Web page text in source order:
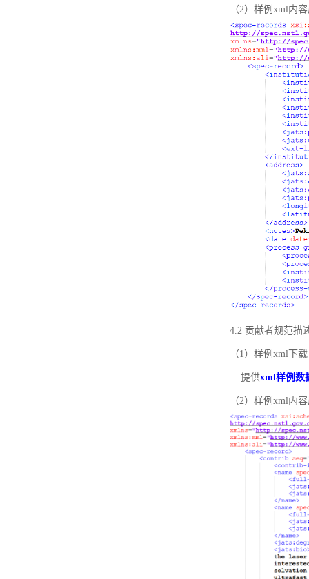
（2）样例xml内
4.2 贡献者规范描
（1）样例xml下载
提供xml样例数
（2）样例xml内